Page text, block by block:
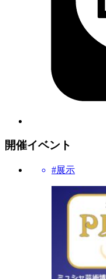
開催イベント
#展示